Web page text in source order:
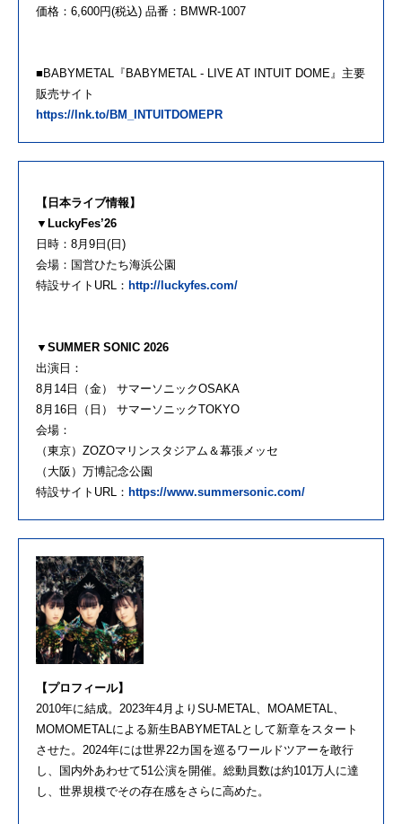
価格：6,600円(税込) 品番：BMWR-1007
■BABYMETAL『BABYMETAL - LIVE AT INTUIT DOME』主要
販売サイト
https://lnk.to/BM_INTUITDOMEPR
【日本ライブ情報】
▼LuckyFes’26
日時：8月9日(日)
会場：国営ひたち海浜公園
特設サイトURL： http://luckyfes.com/
▼SUMMER SONIC 2026
出演日：
8月14日（金） サマーソニックOSAKA
8月16日（日） サマーソニックTOKYO
会場：
（東京）ZOZOマリンスタジアム＆幕張メッセ
（大阪）万博記念公園
特設サイトURL： https://www.summersonic.com/
【プロフィール】
2010年に結成。2023年4月よりSU-METAL、MOAMETAL、
MOMOMETALによる新生BABYMETALとして新章をスタート
させた。2024年には世界22カ国を巡るワールドツアーを敢行
し、国内外あわせて51公演を開催。総動員数は約101万人に達
し、世界規模でその存在感をさらに高めた。